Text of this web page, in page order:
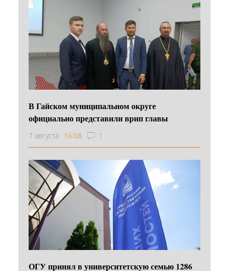
В Гайском муниципальном округе
официально представили врип главы
7 августа 16:08 1
ОГУ принял в университетскую семью 1286